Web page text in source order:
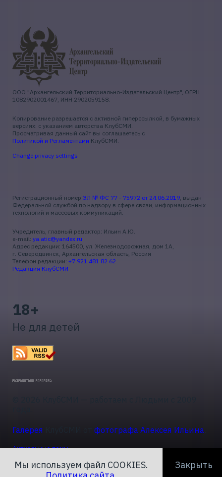
ООО "Архангельский Территориально-Издательский Центр", ОГРН
1082902001467, ИНН 2902059158.
Копирование разрешается с активной гиперссылкой, в бумажных
версиях: с указанием авторства КлубСМИ.
Просматривая данный сайт вы соглашаетесь с
Политикой и Регламентами КлубСМИ.
Change privacy settings
Регистрационный номер ЭЛ № ФС 77 - 75972 от 24.06.2019, выдан
Федеральной службой по надзору в сфере связи, информационных
технологий и массовых коммуникаций.
Учредитель, главный редактор: Ильин А.Ю.
e-mail: ya.atic@yandex.ru
Адрес редакции: 164500, ул. Железнодорожная, дом 1А,
г. Северодвинск, Архангельская область, Россия
Телефон редакции: +7 921 481 82 62
Редакция КлубСМИ
18+
Не для детей
Галерея
фотографа Алексея Ильина
Актуальные темы
Мы используем файл COOKIES.
Закрыть